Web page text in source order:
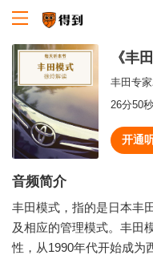
《丰
26分50秒
开通
音频简介
丰田模式，指的是日本丰
及相应的管理模式。丰田
性，从1990年代开始成为